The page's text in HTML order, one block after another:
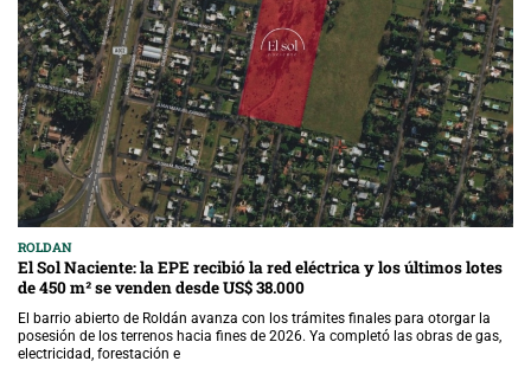
ROLDAN
El Sol Naciente: la EPE recibió la red eléctrica y los últimos lotes
de 450 m² se venden desde US$ 38.000
El barrio abierto de Roldán avanza con los trámites finales para otorgar la
posesión de los terrenos hacia fines de 2026. Ya completó las obras de gas,
electricidad, forestación e